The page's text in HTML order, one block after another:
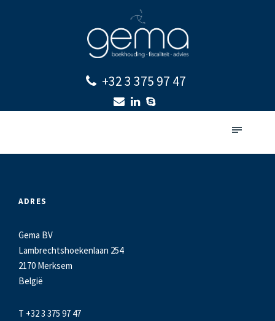
+32 3 375 97 47
ADRES
Gema BV
Lambrechtshoekenlaan 254
2170 Merksem
België
T +32 3 375 97 47